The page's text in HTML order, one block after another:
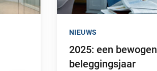
2025: een bewogen
beleggingsjaar
NIEUWS